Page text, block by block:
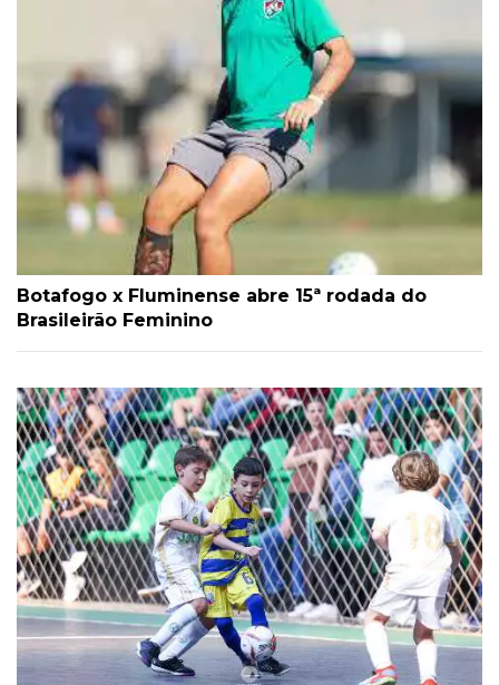
Botafogo x Fluminense abre 15ª rodada do
Brasileirão Feminino